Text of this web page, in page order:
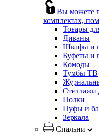
Вы можете
комплектах,
Товары
Диваны
Шкафы и
Буфеты и
Комоды
Тумбы ТВ
Стеллажи
Полки
Пуфы и
Зеркала
Спальни